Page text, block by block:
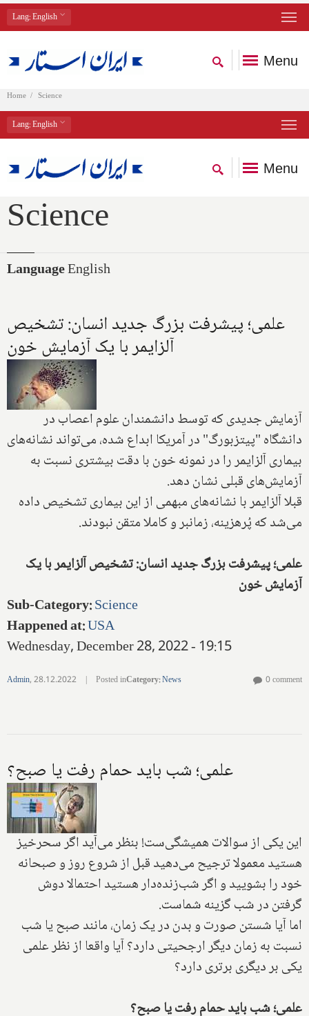
Lang: English
Menu
Home Science
Lang: English
Menu
Science
LanguageEnglish
علمی؛ پیشرفت بزرگ جدید انسان: تشخیص
آلزایمر با یک آزمایش خون
آزمایش جدیدی که توسط دانشمندان علوم اعصاب در
دانشگاه "پیتزبورگ" در آمریکا ابداع شده، می‌تواند نشانه‌های
بیماری آلزایمر را در نمونه خون با دقت بیشتری نسبت به
آزمایش‌های قبلی نشان دهد.
قبلا آلزایمر با نشانه‌های مبهمی از این بیماری تشخیص داده
می‌شد که پُرهزینه، زمانبر و کاملا متقن نبودند.
علمی؛ پیشرفت بزرگ جدید انسان: تشخیص آلزایمر با یک
آزمایش خون
Sub-Category:Science
Happened at:USA
Wednesday, December 28, 2022 - 19:15
Admin,28.12.2022 | Posted inCategory:News 0 comment
علمی؛ شب باید حمام رفت یا صبح؟
این یکی از سوالات همیشگی‌ست! بنظر می‌آید اگر سحرخیز
هستید معمولا ترجیح می‌دهید قبل از شروع روز و صبحانه
خود را بشویید و اگر شب‌زنده‌دار هستید احتمالا دوش
گرفتن در شب گزینه شماست.
اما آیا شستن صورت و بدن در یک زمان، مانند صبح یا شب
نسبت به زمان دیگر ارجحیتی دارد؟ آیا واقعا از نظر علمی
یکی بر دیگری برتری دارد؟
علمی؛ شب باید حمام رفت یا صبح؟